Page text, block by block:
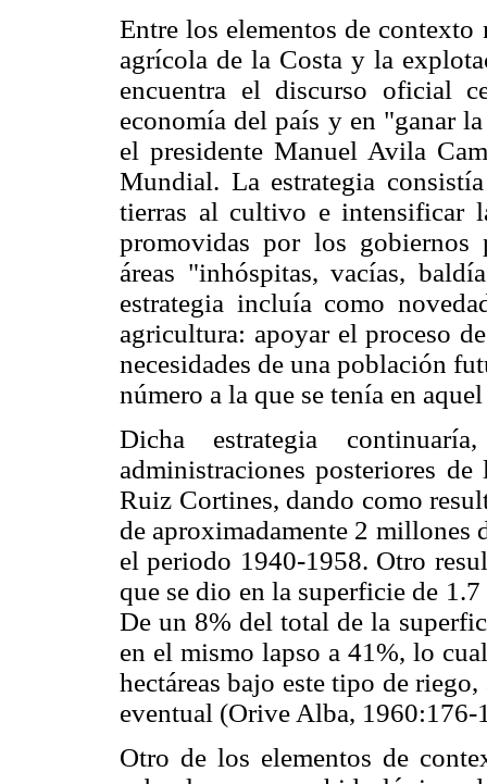
Entre los elementos de contexto
agrícola de la Costa y la
encuentra el discurso oficial
economía del país y en "ganar
el presidente Manuel Avila
Mundial. La estrategia
tierras al cultivo e intensificar
promovidas por los gobiernos
áreas "inhóspitas, vacías,
estrategia incluía como
agricultura: apoyar el proceso
necesidades de una población
número a la que se tenía en
Dicha estrategia
administraciones posteriores
Ruiz Cortines, dando como
de aproximadamente 2 millones
el periodo 1940-1958. Otro
que se dio en la superficie de
De un 8% del total de la
en el mismo lapso a 41%, lo
hectáreas bajo este tipo de
eventual (Orive Alba, 1960:176-
Otro de los elementos de